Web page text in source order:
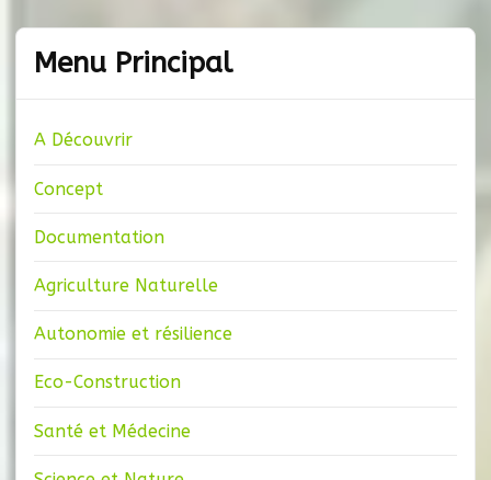
Menu Principal
A Découvrir
Concept
Documentation
Agriculture Naturelle
Autonomie et résilience
Eco-Construction
Santé et Médecine